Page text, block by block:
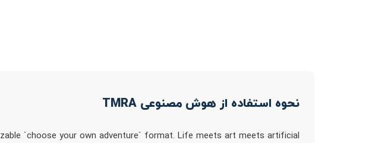
نحوه استفاده از هوش مصنوعی TMRA
`choose your own adventure` format. Life meets art meets artificial